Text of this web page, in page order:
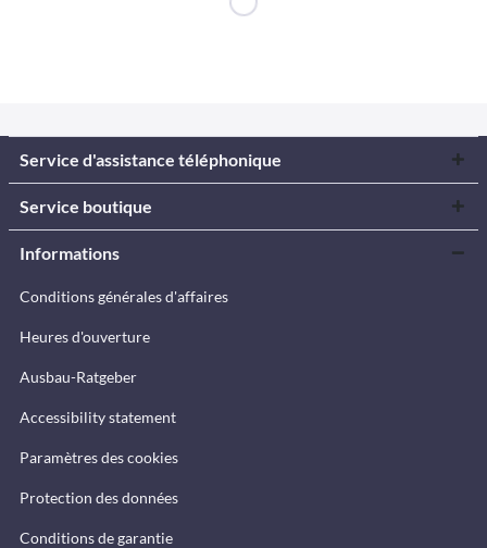
Service d'assistance téléphonique
Service boutique
Informations
Conditions générales d'affaires
Heures d'ouverture
Ausbau-Ratgeber
Accessibility statement
Paramètres des cookies
Protection des données
Conditions de garantie